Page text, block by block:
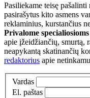
Pasiliekame teisę
pasirašytus kito asmens
reklaminius, kurstančius
Privalome
apie įžeidžiančių, smurtą,
neapykantą skatinančių
redaktorius apie
Vardas
El. paštas